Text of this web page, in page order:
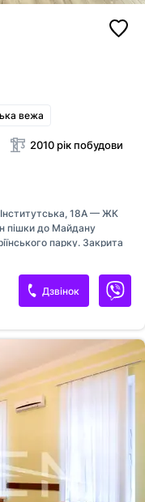
вежа
2010 рік побудови
Інститутська, 18А — ЖК
пішки до Майдану
парку. Закрита
система, приточно-
готовим дизайнерським
та
і зелений масив
- юридичну/
компанію
+ бездоганна
Дзвінок